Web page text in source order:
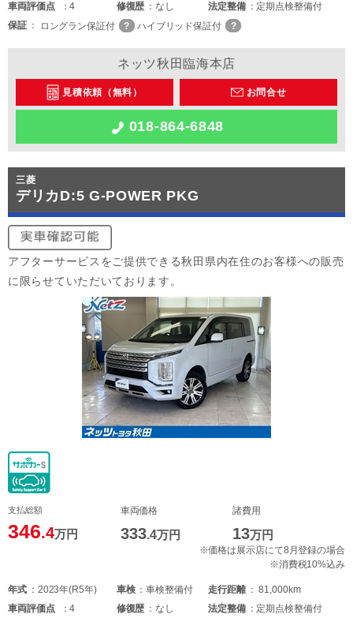
車両評価点 4 修復歴 なし 法定整備
定期点検整備付
保証
ロングラン保証付 ハイブリッド保証付
ネッツ秋田臨海本店
見積依頼（無料） お問合せ
018-864-6848
三菱
デリカD:5 G-POWER PKG
アフターサービスをご提供できる秋田県内在住のお客様への販売
に限らせていただいております。
支払総額
346.4万円
車両価格
333.4万円
諸費用
13万円
※価格は展示店にて8月登録の場合
※消費税10%込み
年式 2023年(R5年) 車検 車検整備付 走行距離
81,000km
車両評価点 4 修復歴 なし 法定整備
定期点検整備付